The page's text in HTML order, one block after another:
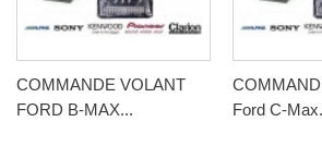
COMMANDE VOLANT
FORD B-MAX...
Ford C-